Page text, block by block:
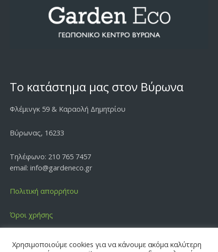
Το κατάστημα μας στον Βύρωνα
Φλέμινγκ 59 & Καραολή Δημητρίου
Βύρωνας, 16233
Τηλέφωνο: 210 765 7457
email: info@gardeneco.gr
Πολιτική απορρήτου
Όροι χρήσης
Χρησιμοποιούμε cookies για να κάνουμε ακόμα καλύτερη